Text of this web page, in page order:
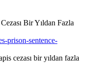
Bir Yıldan Fazla
prison-sentence-
cezası bir yıldan fazla